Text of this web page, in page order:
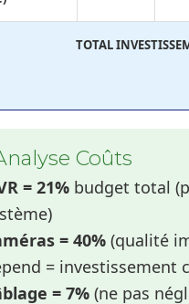
TOTAL
Coûts
= 21% budget total
= 40% (qualité
= investissement
= 7% (ne pas